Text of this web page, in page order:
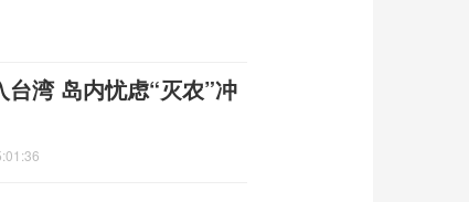
湾 岛内忧虑“灭农”冲